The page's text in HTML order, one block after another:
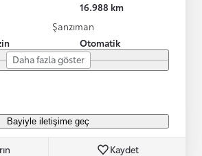
16.988 km
Şanzıman
Otomatik
Daha fazla göster
Bayiyle iletişime geç
Kaydet